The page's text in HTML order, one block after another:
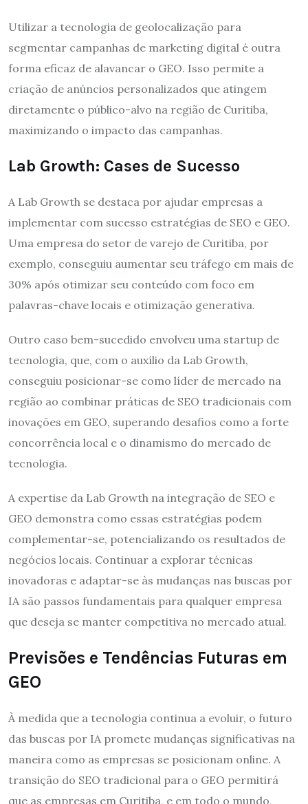
Utilizar a tecnologia de geolocalização para
segmentar campanhas de marketing digital é outra
forma eficaz de alavancar o GEO. Isso permite a
criação de anúncios personalizados que atingem
diretamente o público-alvo na região de Curitiba,
maximizando o impacto das campanhas.
Lab Growth: Cases de Sucesso
A Lab Growth se destaca por ajudar empresas a
implementar com sucesso estratégias de SEO e GEO.
Uma empresa do setor de varejo de Curitiba, por
exemplo, conseguiu aumentar seu tráfego em mais de
30% após otimizar seu conteúdo com foco em
palavras-chave locais e otimização generativa.
Outro caso bem-sucedido envolveu uma startup de
tecnologia, que, com o auxílio da Lab Growth,
conseguiu posicionar-se como líder de mercado na
região ao combinar práticas de SEO tradicionais com
inovações em GEO, superando desafios como a forte
concorrência local e o dinamismo do mercado de
tecnologia.
A expertise da Lab Growth na integração de SEO e
GEO demonstra como essas estratégias podem
complementar-se, potencializando os resultados de
negócios locais. Continuar a explorar técnicas
inovadoras e adaptar-se às mudanças nas buscas por
IA são passos fundamentais para qualquer empresa
que deseja se manter competitiva no mercado atual.
Previsões e Tendências Futuras em
GEO
À medida que a tecnologia continua a evoluir, o futuro
das buscas por IA promete mudanças significativas na
maneira como as empresas se posicionam online. A
transição do SEO tradicional para o GEO permitirá
que as empresas em Curitiba, e em todo o mundo,